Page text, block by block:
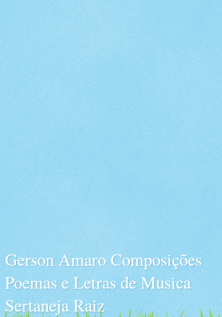
Gerson Amaro Composições
Poemas e Letras de Musica
Sertaneja Raiz